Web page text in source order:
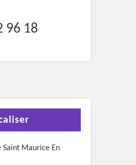
96 18
Saint Maurice En